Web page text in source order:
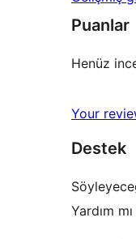
Puanlar
Henüz
Your
Destek
Yardım